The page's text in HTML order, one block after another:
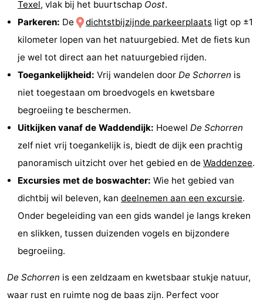
Speeltuinen
-
Minigolfbanen
Natuur
Rondleidingen
Sporten
-
Zwembaden
Fietsen
-
Wandelen
Paardrijden
Surfen
Wadlopen
Zeehonden
Texel, vlak bij het buurtschap Oost.
Parkeren: De dichtstbijzijnde parkeerplaats ligt op ±1
kilometer lopen van het natuurgebied. Met de fiets kun
je wel tot direct aan het natuurgebied rijden.
Toegankelijkheid: Vrij wandelen door De Schorren is
niet toegestaan om broedvogels en kwetsbare
begroeiing te beschermen.
Uitkijken vanaf de Waddendijk: Hoewel De Schorren
zelf niet vrij toegankelijk is, biedt de dijk een prachtig
panoramisch uitzicht over het gebied en de Waddenzee.
Excursies met de boswachter: Wie het gebied van
dichtbij wil beleven, kan deelnemen aan een excursie.
Onder begeleiding van een gids wandel je langs kreken
en slikken, tussen duizenden vogels en bijzondere
begroeiing.
De Schorren is een zeldzaam en kwetsbaar stukje natuur,
waar rust en ruimte nog de baas zijn. Perfect voor